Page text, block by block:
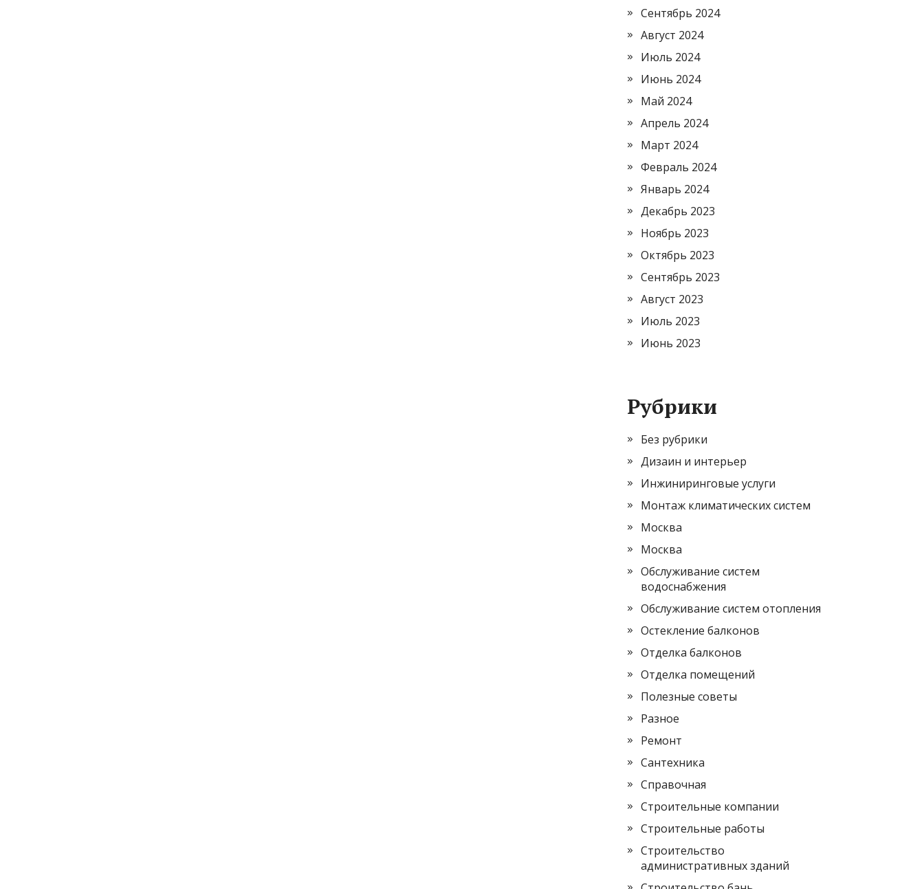
Сентябрь 2024
Август 2024
Июль 2024
Июнь 2024
Май 2024
Апрель 2024
Март 2024
Февраль 2024
Январь 2024
Декабрь 2023
Ноябрь 2023
Октябрь 2023
Сентябрь 2023
Август 2023
Июль 2023
Июнь 2023
Рубрики
Без рубрики
Дизаин и интерьер
Инжиниринговые услуги
Монтаж климатических систем
Москва
Москва
Обслуживание систем
водоснабжения
Обслуживание систем отопления
Остекление балконов
Отделка балконов
Отделка помещений
Полезные советы
Разное
Ремонт
Сантехника
Справочная
Строительные компании
Строительные работы
Строительство
административных зданий